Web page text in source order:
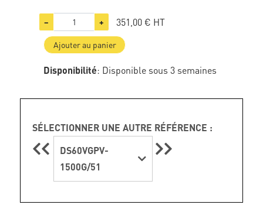
− + 351,00 € HT
Ajouter au panier
Disponibilité: Disponible sous 3 semaines
SÉLECTIONNER UNE AUTRE RÉFÉRENCE :
DS60VGPV-
1500G/51